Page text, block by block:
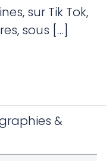
sur Tik Tok,
sous […]
&